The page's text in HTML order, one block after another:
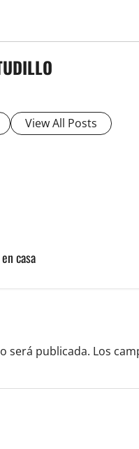
View All Posts
casa
será publicada. Los